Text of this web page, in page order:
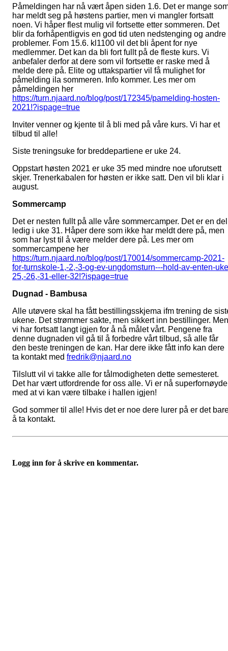
Påmeldingen har nå vært åpen siden 1.6. Det er mange
har meldt seg på høstens partier, men vi mangler fortsatt
noen. Vi håper flest mulig vil fortsette etter sommeren. Det
blir da forhåpentligvis en god tid uten nedstenging og andre
problemer. Fom 15.6. kl1100 vil det bli åpent for nye
medlemmer. Det kan da bli fort fullt på de fleste kurs. Vi
anbefaler derfor at dere som vil fortsette er raske med å
melde dere på. Elite og uttakspartier vil få mulighet for
påmelding ila sommeren. Info kommer. Les mer om
påmeldingen her
https://turn.njaard.no/blog/post/172345/pamelding-hosten-
2021!?ispage=true
Inviter venner og kjente til å bli med på våre kurs. Vi har et
tilbud til alle!
Siste treningsuke for breddepartiene er uke 24.
Oppstart høsten 2021 er uke 35 med mindre noe uforutsett
skjer. Trenerkabalen for høsten er ikke satt. Den vil bli klar i
august.
Sommercamp
Det er nesten fullt på alle våre sommercamper. Det er en del
ledig i uke 31. Håper dere som ikke har meldt dere på, men
som har lyst til å være melder dere på. Les mer om
sommercampene her
https://turn.njaard.no/blog/post/170014/sommercamp-2021-
for-turnskole-1,-2,-3-og-ev-ungdomsturn---hold-av-enten-
25,-26,-31-eller-32!?ispage=true
Dugnad - Bambusa
Alle utøvere skal ha fått bestillingsskjema ifm trening de
ukene. Det strømmer sakte, men sikkert inn bestillinger. Men
vi har fortsatt langt igjen for å nå målet vårt. Pengene fra
denne dugnaden vil gå til å forbedre vårt tilbud, så alle får
den beste treningen de kan. Har dere ikke fått info kan dere
ta kontakt med fredrik@njaard.no
Tilslutt vil vi takke alle for tålmodigheten dette semesteret.
Det har vært utfordrende for oss alle. Vi er nå superfornøyde
med at vi kan være tilbake i hallen igjen!
God sommer til alle! Hvis det er noe dere lurer på er det
å ta kontakt.
Logg inn for å skrive en kommentar.